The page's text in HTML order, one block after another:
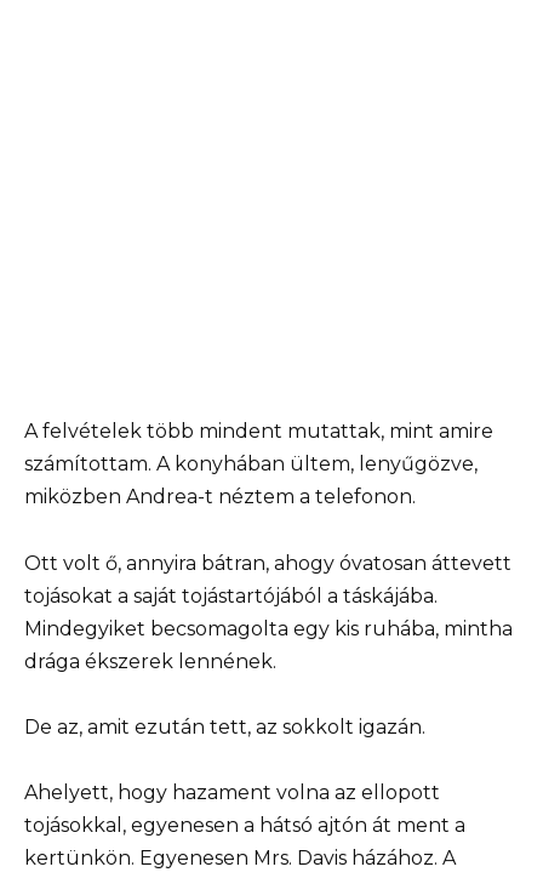
A felvételek több mindent mutattak, mint amire
számítottam. A konyhában ültem, lenyűgözve,
miközben Andrea-t néztem a telefonon.
Ott volt ő, annyira bátran, ahogy óvatosan áttevett
tojásokat a saját tojástartójából a táskájába.
Mindegyiket becsomagolta egy kis ruhába, mintha
drága ékszerek lennének.
De az, amit ezután tett, az sokkolt igazán.
Ahelyett, hogy hazament volna az ellopott
tojásokkal, egyenesen a hátsó ajtón át ment a
kertünkön. Egyenesen Mrs. Davis házához. A